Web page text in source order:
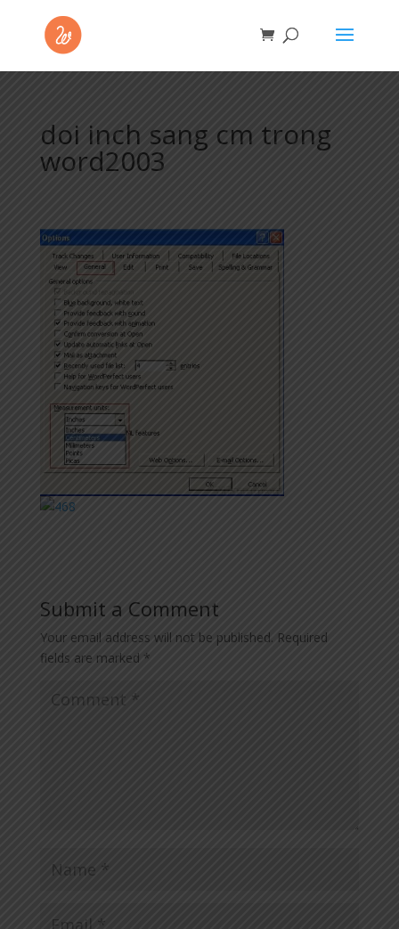
doi inch sang cm trong
word2003
Submit a Comment
Your email address will not be published. Required
fields are marked *